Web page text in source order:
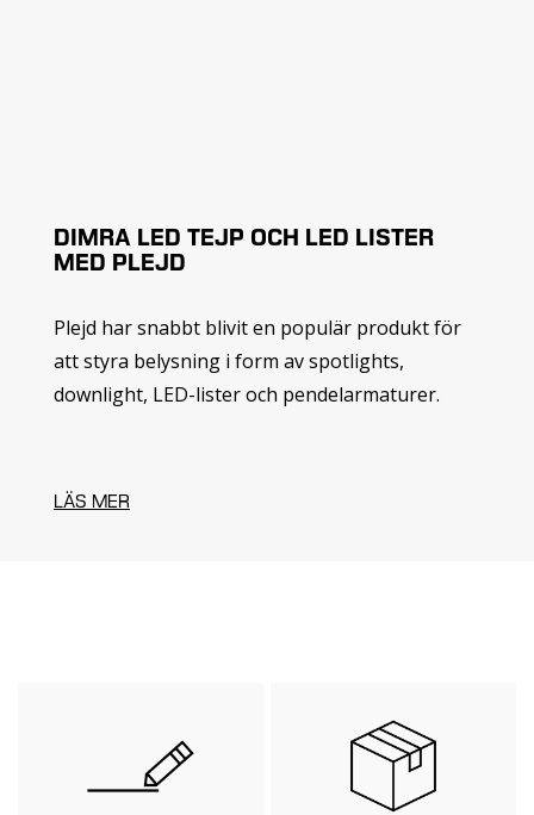
DIMRA LED TEJP OCH LED LISTER
MED PLEJD
Plejd har snabbt blivit en populär produkt för
att styra belysning i form av spotlights,
downlight, LED-lister och pendelarmaturer.
LÄS MER